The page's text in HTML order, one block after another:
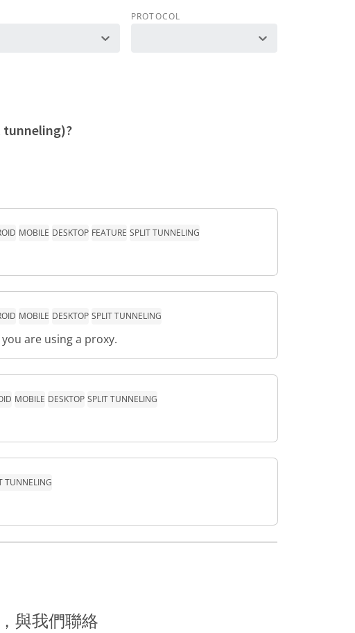
PROTOCOL
tunneling)?
MOBILE DESKTOP FEATURE SPLIT TUNNELING
MOBILE DESKTOP SPLIT TUNNELING
are using a proxy.
MOBILE DESKTOP SPLIT TUNNELING
TUNNELING
，與我們聯絡